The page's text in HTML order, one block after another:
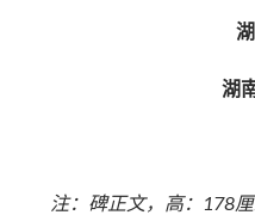
湖
注：碑正文，高： 178